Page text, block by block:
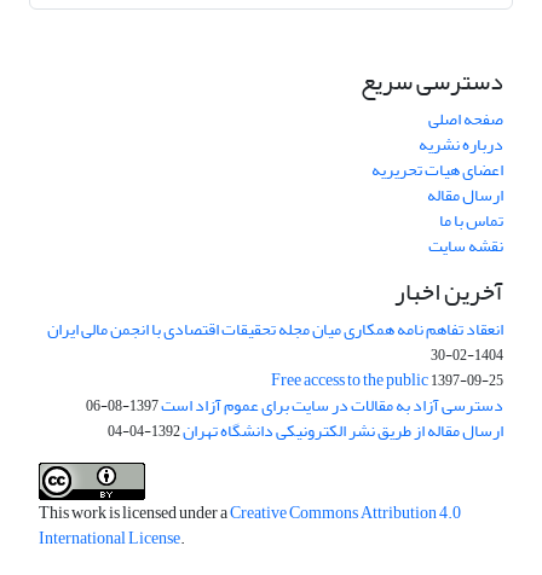
دسترسی سریع
صفحه اصلی
درباره نشریه
اعضای هیات تحریریه
ارسال مقاله
تماس با ما
نقشه سایت
آخرین اخبار
انعقاد تفاهم نامه همکاری میان مجله تحقیقات اقتصادی با انجمن مالی ایران
1404-02-30
Free access to the public1397-09-25
دسترسی آزاد به مقالات در سایت برای عموم آزاد است1397-08-06
ارسال مقاله از طریق نشر الکترونیکی دانشگاه تهران1392-04-04
This work is licensed under aCreative Commons Attribution 4.0
International License.